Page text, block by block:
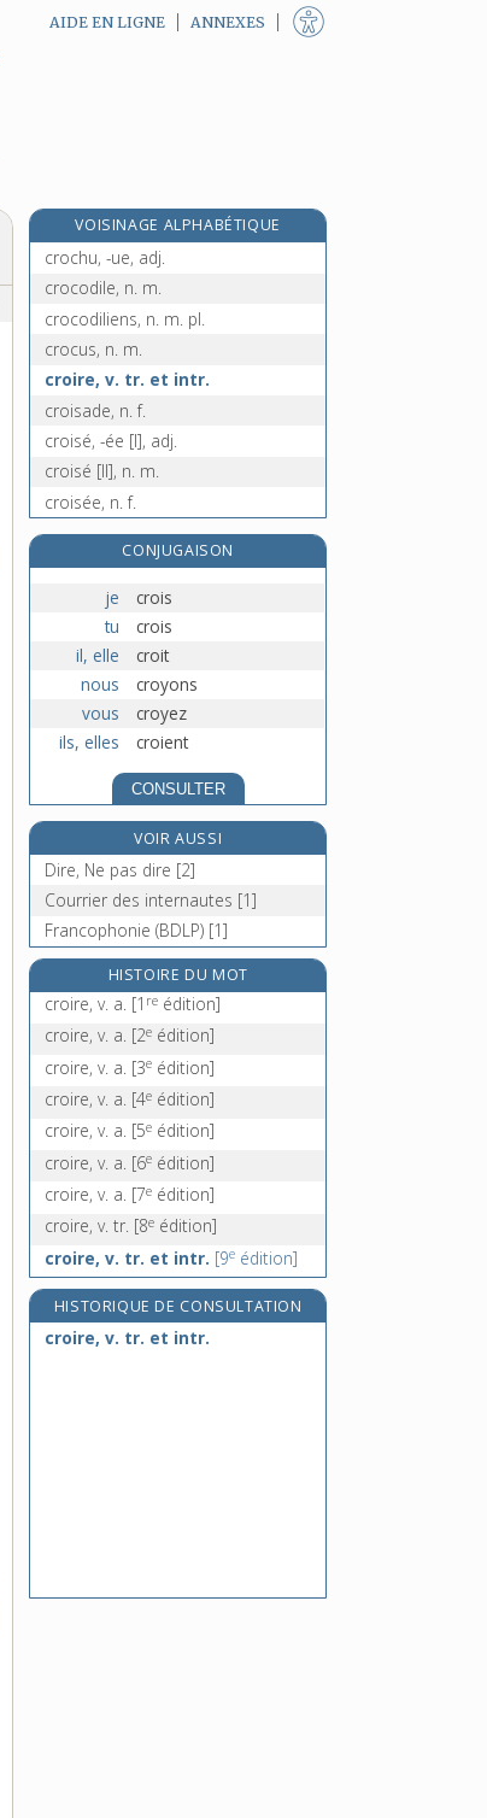
AIDE EN LIGNE ANNEXES
VOISINAGE ALPHABÉTIQUE
crocheteur [II], n. m.
crochu, -ue, adj.
crocodile, n. m.
crocodiliens, n. m. pl.
crocus, n. m.
croire, v. tr. et intr.
croisade, n. f.
croisé, -ée [I], adj.
croisé [II], n. m.
croisée, n. f.
croisement, n. m.
croiser, v. tr.
croisette, n. f.
croiseur, n. m.
croisière, n. f.
CONJUGAISON
je
crois
tu
crois
il, elle
croit
nous
croyons
vous
croyez
ils, elles
croient
CONSULTER
VOIR AUSSI
Dire, Ne pas dire [2]
Courrier des internautes [1]
Francophonie (BDLP) [1]
HISTOIRE DU MOT
croire, v. a. [1 re édition]
croire, v. a. [2e édition]
croire, v. a. [3e édition]
croire, v. a. [4e édition]
croire, v. a. [5e édition]
croire, v. a. [6e édition]
croire, v. a. [7e édition]
croire, v. tr. [8e édition]
croire, v. tr. et intr. [9e édition]
HISTORIQUE DE CONSULTATION
croire, v. tr. et intr.